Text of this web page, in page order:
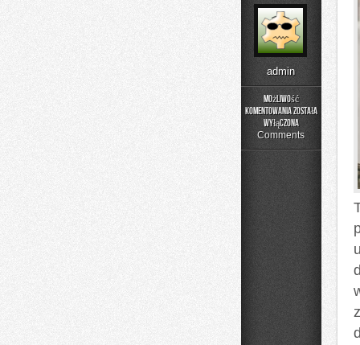
admin
Możliwość
komentowania
Historia
Przemysłu
została
wyłączona
Comments